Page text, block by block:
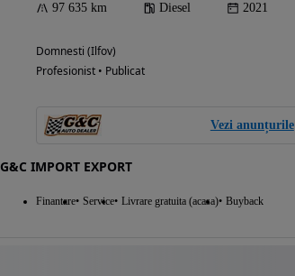
97 635 km Diesel 2021
Domnesti (Ilfov)
Profesionist • Publicat
Vezi anunțurile
G&C IMPORT EXPORT
Finantare Service Livrare gratuita (acasa) Buyback